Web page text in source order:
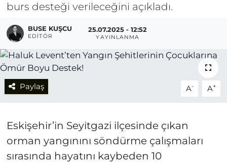
burs desteği verileceğini açıkladı.
BUSE KUŞCU
EDITÖR
25.07.2025 - 12:52
YAYINLANMA
Paylaş A- A+
Eskişehir’in Seyitgazi ilçesinde çıkan
orman yangınını söndürme çalışmaları
sırasında hayatını kaybeden 10